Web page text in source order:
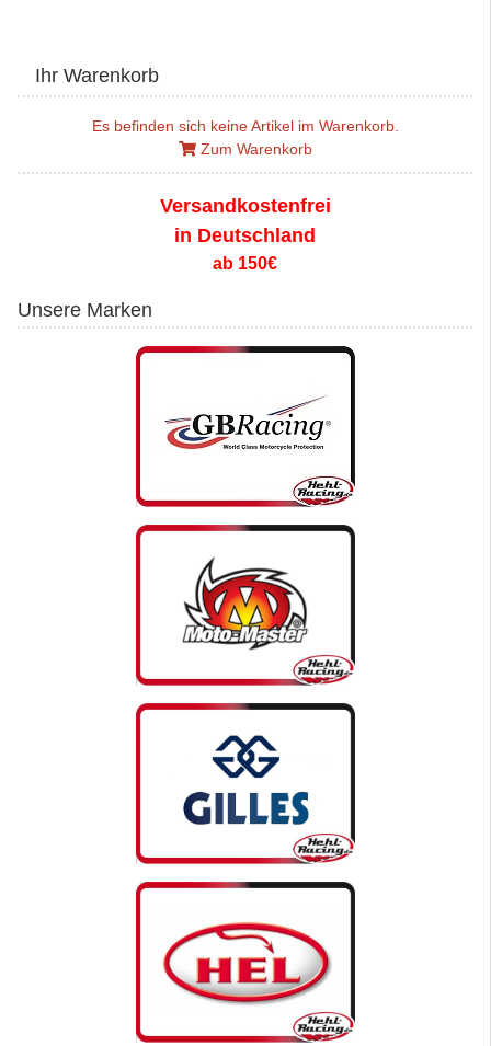
Ihr Warenkorb
Es befinden sich keine Artikel im Warenkorb.
Zum Warenkorb
Versandkostenfrei
in Deutschland
ab 150€
Unsere Marken